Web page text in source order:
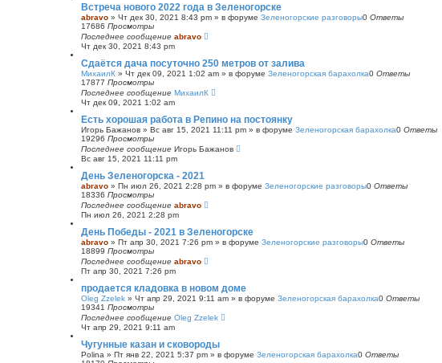
Встреча нового 2022 года в Зеленогорске
abravo » Чт дек 30, 2021 8:43 pm » в форуме Зеленогорские разговоры0 Ответы
17686 Просмотры
Последнее сообщение abravo
Чт дек 30, 2021 8:43 pm
Сдаётся дача посуточно 250 метров от залива
МихаилК » Чт дек 09, 2021 1:02 am » в форуме Зеленогорская барахолка0 Ответы
17877 Просмотры
Последнее сообщение МихаилК
Чт дек 09, 2021 1:02 am
Есть хорошая работа в Репино на постоянку
Игорь Бажанов » Вс авг 15, 2021 11:11 pm » в форуме Зеленогорская барахолка0 Ответы
19296 Просмотры
Последнее сообщение Игорь Бажанов
Вс авг 15, 2021 11:11 pm
День Зеленогорска - 2021
abravo » Пн июл 26, 2021 2:28 pm » в форуме Зеленогорские разговоры0 Ответы
18336 Просмотры
Последнее сообщение abravo
Пн июл 26, 2021 2:28 pm
День Победы - 2021 в Зеленогорске
abravo » Пт апр 30, 2021 7:26 pm » в форуме Зеленогорские разговоры0 Ответы
18899 Просмотры
Последнее сообщение abravo
Пт апр 30, 2021 7:26 pm
продается кладовка в новом доме
Oleg Zzelek » Чт апр 29, 2021 9:11 am » в форуме Зеленогорская барахолка0 Ответы
19341 Просмотры
Последнее сообщение Oleg Zzelek
Чт апр 29, 2021 9:11 am
Чугунные казан и сковороды
Polina » Пт янв 22, 2021 5:37 pm » в форуме Зеленогорская барахолка0 Ответы